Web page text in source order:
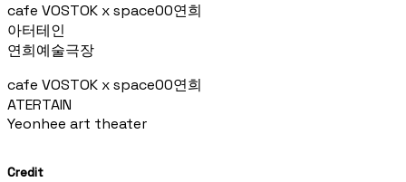
cafe VOSTOK x space00연희
아터테인
연희예술극장
cafe VOSTOK x space00연희
ATERTAIN
Yeonhee art theater
Credit